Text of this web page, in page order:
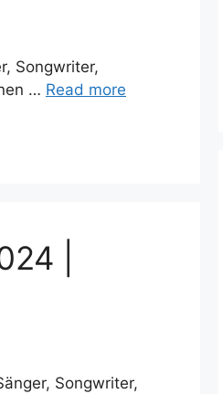
Songwriter,
… Read more
|
Songwriter,